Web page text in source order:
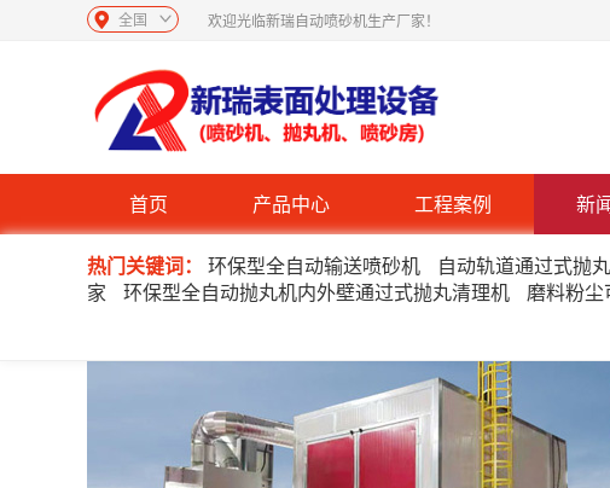
欢迎光临新瑞自动喷砂机生产厂家！
全国
首页 产品中心 工程案例 新
热门关键词： 环保型全自动输送喷砂机 自动轨道通过式抛
家
环保型全自动抛丸机内外壁通过式抛丸清理机 磨料粉